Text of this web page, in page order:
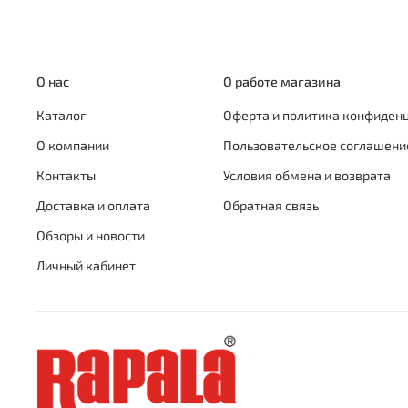
О нас
Каталог
О компании
Контакты
Доставка и оплата
Обзоры и новости
Личный кабинет
О работе магазина
Оферта и политика
Пользовательское
Условия обмена и возврата
Обратная связь